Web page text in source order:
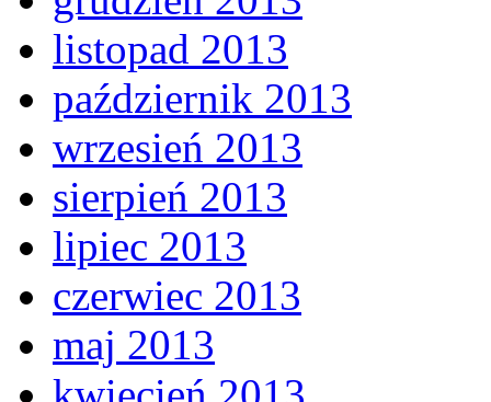
listopad 2013
październik 2013
wrzesień 2013
sierpień 2013
lipiec 2013
czerwiec 2013
maj 2013